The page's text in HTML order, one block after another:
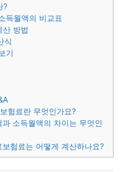
?
득월액의 비교표
산 방법
식
기
험료란 무엇인가요?
소득월액의 차이는 무엇인
험료는 어떻게 계산하나요?